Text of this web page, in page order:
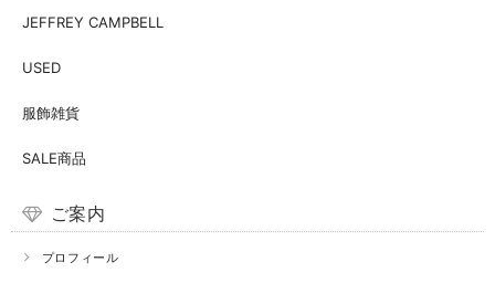
JEFFREY CAMPBELL
USED
服飾雑貨
SALE商品
ご案内
プロフィール